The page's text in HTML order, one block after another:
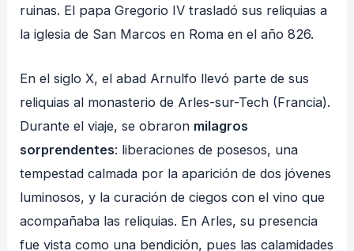
ruinas. El papa Gregorio IV trasladó sus reliquias a
la iglesia de San Marcos en Roma en el año 826.
En el siglo X, el abad Arnulfo llevó parte de sus
reliquias al monasterio de Arles-sur-Tech (Francia).
Durante el viaje, se obraron milagros
sorprendentes: liberaciones de posesos, una
tempestad calmada por la aparición de dos jóvenes
luminosos, y la curación de ciegos con el vino que
acompañaba las reliquias. En Arles, su presencia
fue vista como una bendición, pues las calamidades